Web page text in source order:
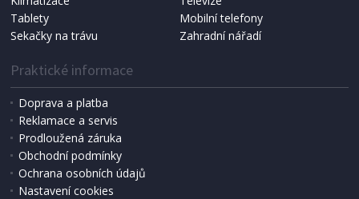
Tablety
Mobilní telefony
Sekačky na trávu
Zahradní nářadí
Praktické informace
Doprava a platba
Reklamace a servis
Prodloužená záruka
Obchodní podmínky
Ochrana osobních údajů
Nastavení cookies